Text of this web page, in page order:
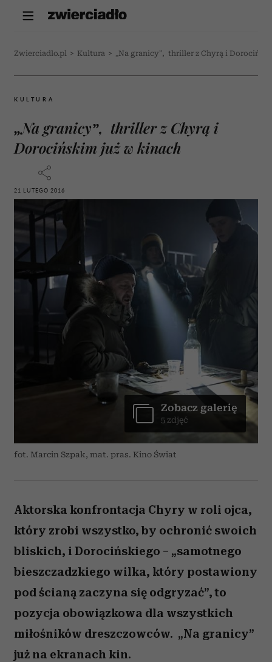
Zwierciadlo.pl > Kultura > „Na granicy”, thriller z Chyrą i
KULTURA
„Na granicy”, thriller z Chyrą i
Dorocińskim już w kinach
21 LUTEGO 2016
fot. Marcin Szpak, mat. pras. Kino Świat
Zobacz galerię
5 zdjęć
Aktorska konfrontacja Chyry w roli ojca,
który zrobi wszystko, by ochronić swoich
bliskich, i Dorocińskiego – „samotnego
bieszczadzkiego wilka, który postawiony
pod ścianą zaczyna się odgryzać”, to
pozycja obowiązkowa dla wszystkich
miłośników dreszczowców. „Na granicy”
już na ekranach kin.